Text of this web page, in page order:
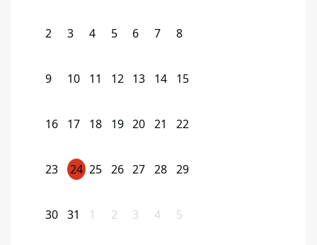
2 3 4 5 6 7 8
9 10 11 12 13 14 15
16 17 18 19 20 21 22
23 24 25 26 27 28 29
30 31 1 2 3 4 5